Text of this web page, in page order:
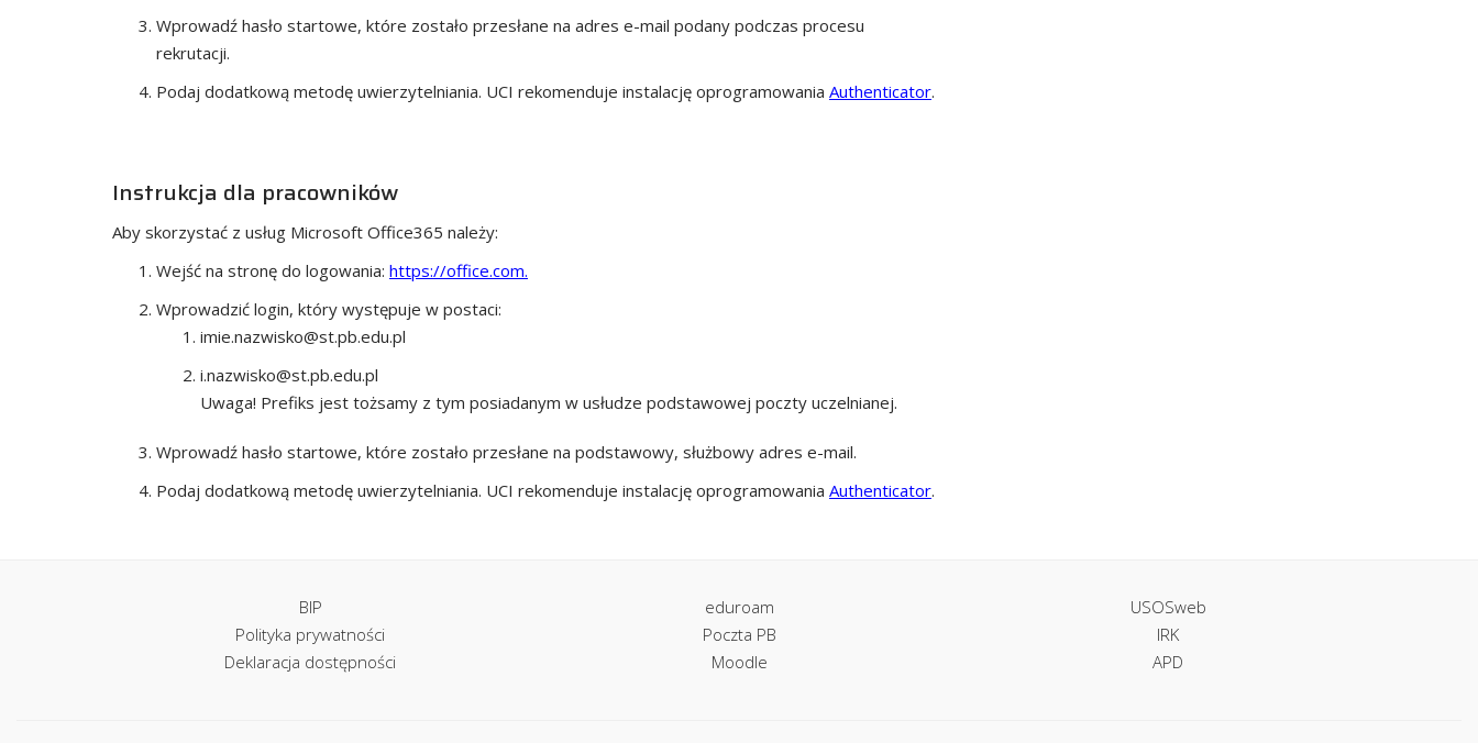
Wprowadź hasło startowe, które zostało przesłane na adres e-mail podany podczas procesu
rekrutacji.
Podaj dodatkową metodę uwierzytelniania. UCI rekomenduje instalację oprogramowania Authenticator.
Instrukcja dla pracowników
Aby skorzystać z usług Microsoft Office365 należy:
Wejść na stronę do logowania: https://office.com.
Wprowadzić login, który występuje w postaci:
imie.nazwisko@st.pb.edu.pl
i.nazwisko@st.pb.edu.pl
Uwaga! Prefiks jest tożsamy z tym posiadanym w usłudze podstawowej poczty uczelnianej.
Wprowadź hasło startowe, które zostało przesłane na podstawowy, służbowy adres e-mail.
Podaj dodatkową metodę uwierzytelniania. UCI rekomenduje instalację oprogramowania Authenticator.
BIP
Polityka prywatności
Deklaracja dostępności
eduroam
Poczta PB
Moodle
USOSweb
IRK
APD